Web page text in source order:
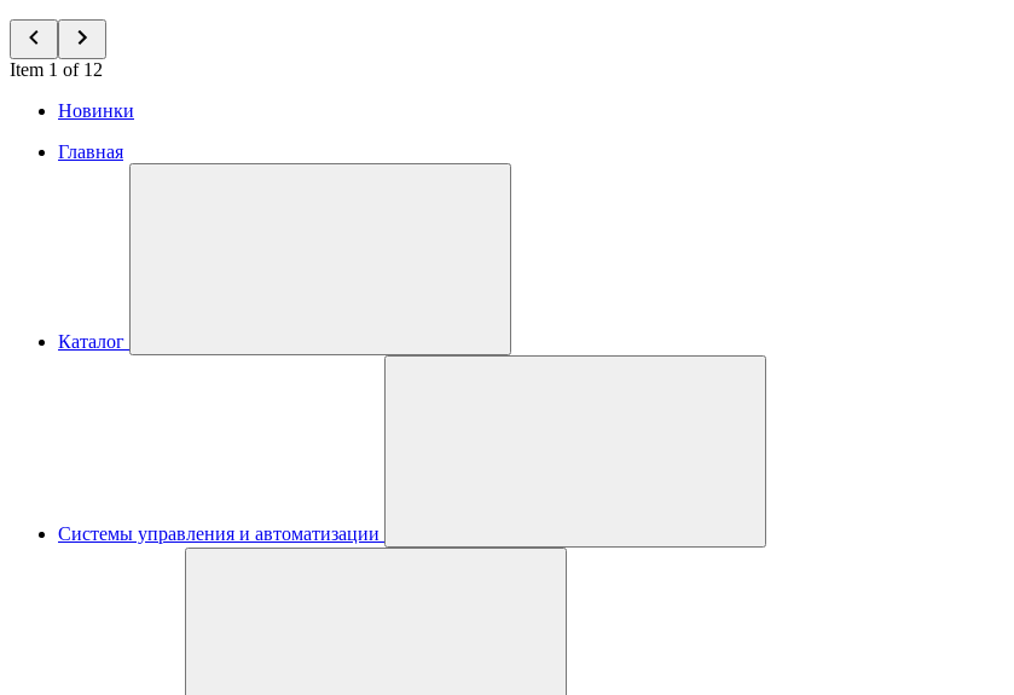
Item 1 of 12
Новинки
Главная
Каталог
Системы управления и автоматизации